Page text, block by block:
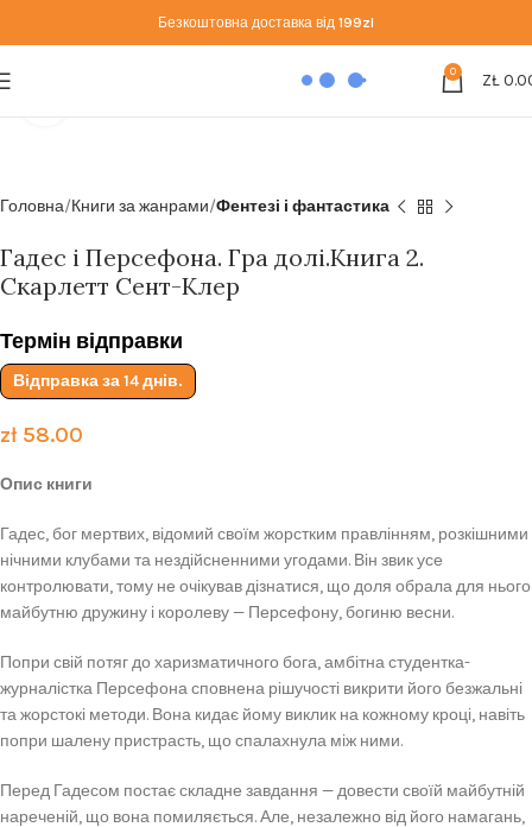
Безкоштовна доставка від 199zl
0 ZŁ
Головна Книги за жанрами Фентезі і фантастика
Гадес і Персефона. Гра долі.Книга 2.
Скарлетт Сент-Клер
Термін відправки
Відправка за 14 днів.
zł58.00
Опис книги
Гадес, бог мертвих, відомий своїм жорстким правлінням, розкішними
нічними клубами та нездійсненними угодами. Він звик усе
контролювати, тому не очікував дізнатися, що доля обрала для нього
майбутню дружину і королеву — Персефону, богиню весни.
Попри свій потяг до харизматичного бога, амбітна студентка-
журналістка Персефона сповнена рішучості викрити його безжальні
та жорстокі методи. Вона кидає йому виклик на кожному кроці, навіть
попри шалену пристрасть, що спалахнула між ними.
Перед Гадесом постає складне завдання — довести своїй майбутній
нареченій, що вона помиляється. Але, незалежно від його намагань,